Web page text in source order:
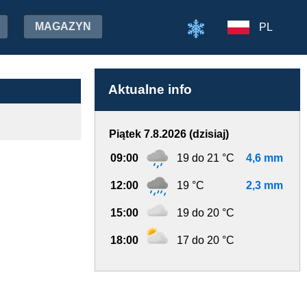
MAGAZYN PL
Aktualne info
Piątek 7.8.2026 (dzisiaj)
09:00 19 do 21 °C 4,6 mm
12:00 19 °C 2,3 mm
15:00 19 do 20 °C
18:00 17 do 20 °C